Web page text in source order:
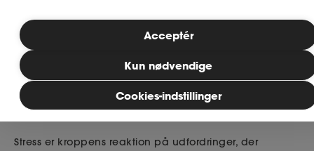
Bliv medlem
Ase Selvstændig
Publiceret: 14. januar 2026
Bliv klogere på stress i denne artikel, og få gode råd
med i bagagen, så du kan håndtere samt forebygge
stress.
De 6 stressfaktorer
Stress er kroppens reaktion på udfordringer, der
Cookies-indstillinger
Kun nødvendige
Acceptér